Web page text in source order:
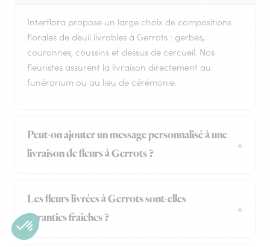
Interflora propose un large choix de compositions
florales de deuil livrables à Gerrots : gerbes,
couronnes, coussins et dessus de cercueil. Nos
fleuristes assurent la livraison directement au
funérarium ou au lieu de cérémonie.
Peut-on ajouter un message personnalisé à une
livraison de fleurs à Gerrots ?
Les fleurs livrées à Gerrots sont-elles
garanties fraîches ?